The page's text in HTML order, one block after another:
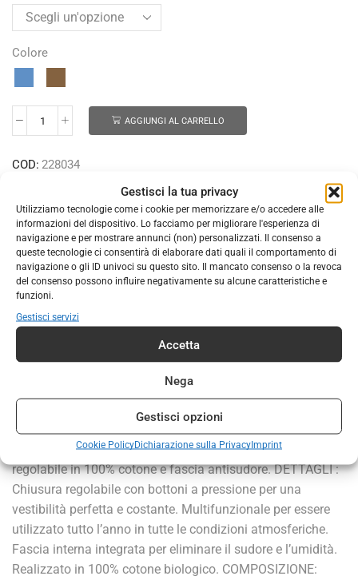
Gestisci la tua privacy
Utilizziamo tecnologie come i cookie per memorizzare e/o accedere alle
informazioni del dispositivo. Lo facciamo per migliorare l'esperienza di
navigazione e per mostrare annunci (non) personalizzati. Il consenso a
queste tecnologie ci consentirà di elaborare dati quali il comportamento di
navigazione o gli ID univoci su questo sito. Il mancato consenso o la revoca
del consenso possono influire negativamente su alcune caratteristiche e
funzioni.
Gestisci servizi
Accetta
Nega
Gestisci opzioni
Cookie PolicyDichiarazione sulla PrivacyImprint
Colore
AGGIUNGI AL CARRELLO
COD: 228034
ABBIGLIAMENTO ,ABBIGLIAMENTO UNISEX
DESCRIZIONE INFORMAZIONI AGGIUNTIVE
Il berretto trucker ideale per le stagioni fredde? È piuttosto
semplice. La tomaia in 100% cotone e la fascia antisudore
si combinano con una chiusura regolabile per un comfort
che dura tutto il giorno. Lo stile classico e il marchio sottile
l’outdoor urbano. BENEFICI: Berretto in cotone confortevole
e resistente, creato per godersi l’inverno con una
sensazione di calore. Tesa piatta, stile classico, marchio
sottile: un capo essenziale per l’outdoor urbano. Tomaia
regolabile in 100% cotone e fascia antisudore. DETTAGLI :
Chiusura regolabile con bottoni a pressione per una
vestibilità perfetta e costante. Multifunzionale per essere
utilizzato tutto l’anno in tutte le condizioni atmosferiche.
Fascia interna integrata per eliminare il sudore e l’umidità.
Realizzato in 100% cotone biologico. COMPOSIZIONE: